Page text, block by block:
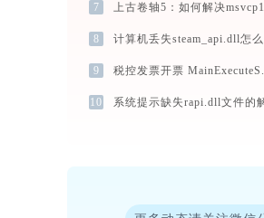
7
8
9
10 系统提示缺失rapi.dll文件的